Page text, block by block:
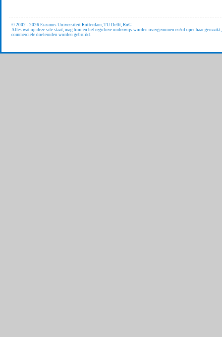
© 2002 - 2026 Erasmus Universiteit Rotterdam, TU Delft, RuG
Alles wat op deze site staat, mag binnen het reguliere onderwijs worden overgenomen en/of openbaar
commerciële doeleinden worden gebruikt.